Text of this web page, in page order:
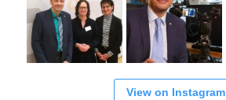
View on Instagram